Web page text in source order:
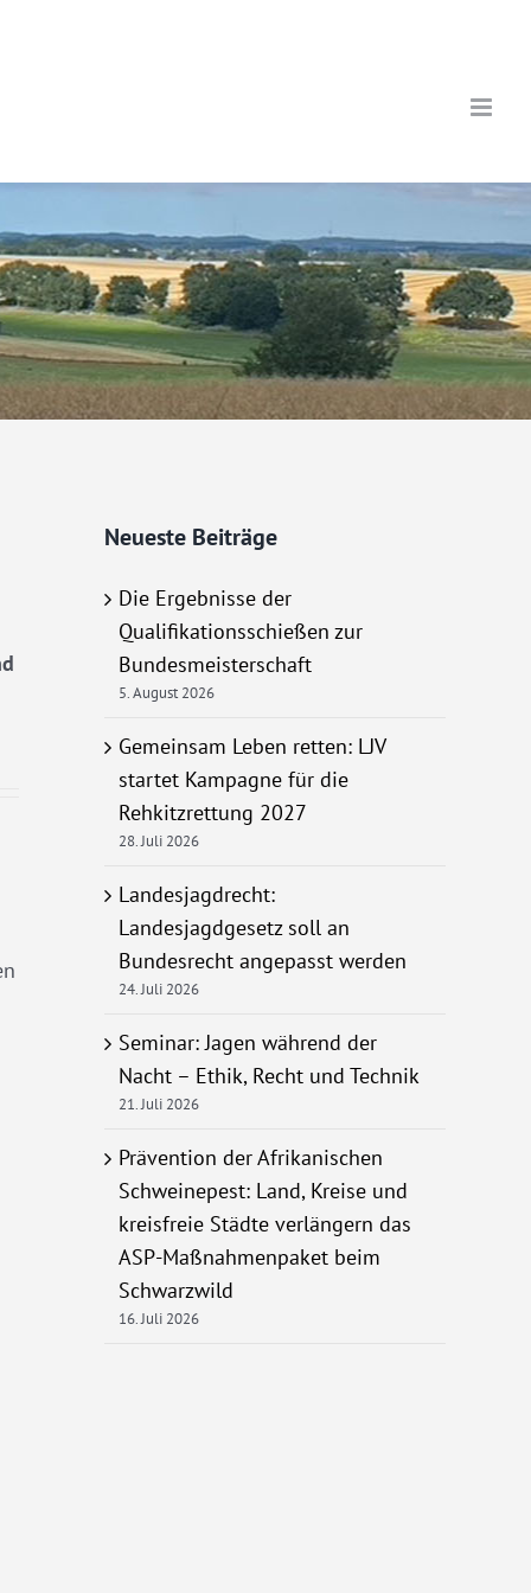
Neueste Beiträge
Die Ergebnisse der
Qualifikationsschießen zur
Bundesmeisterschaft
5. August 2026
Gemeinsam Leben retten: LJV
startet Kampagne für die
Rehkitzrettung 2027
28. Juli 2026
Landesjagdrecht:
Landesjagdgesetz soll an
Bundesrecht angepasst werden
24. Juli 2026
Seminar: Jagen während der
Nacht – Ethik, Recht und Technik
21. Juli 2026
Prävention der Afrikanischen
Schweinepest: Land, Kreise und
kreisfreie Städte verlängern das
ASP-Maßnahmenpaket beim
Schwarzwild
16. Juli 2026